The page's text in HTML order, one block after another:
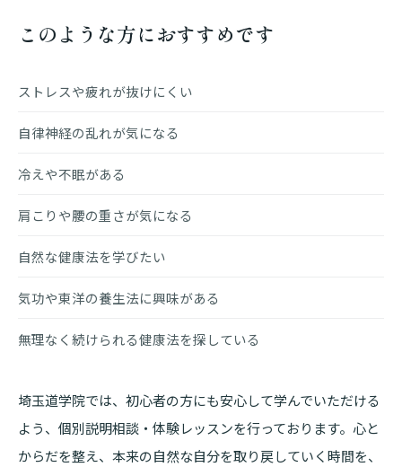
このような方におすすめです
ストレスや疲れが抜けにくい
自律神経の乱れが気になる
冷えや不眠がある
肩こりや腰の重さが気になる
自然な健康法を学びたい
気功や東洋の養生法に興味がある
無理なく続けられる健康法を探している
埼玉道学院では、初心者の方にも安心して学んでいただける
よう、個別説明相談・体験レッスンを行っております。心と
からだを整え、本来の自然な自分を取り戻していく時間を、